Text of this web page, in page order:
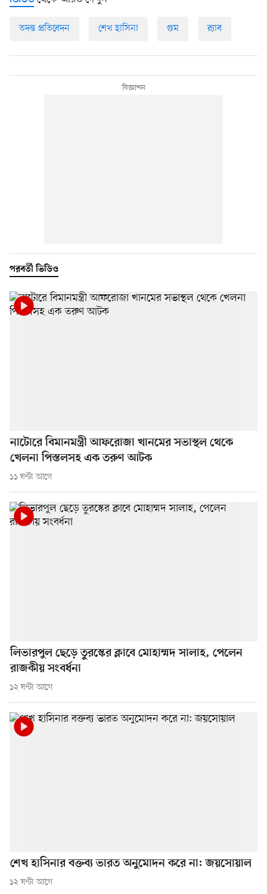
তদন্ত প্রতিবেদন শেখ হাসিনা গুম র‍্যাব
পরবর্তী ভিডিও
নাটোরে বিমানমন্ত্রী আফরোজা খানমের সভাস্থল থেকে
খেলনা পিস্তলসহ এক তরুণ আটক
১১ ঘণ্টা আগে
লিভারপুল ছেড়ে তুরস্কের ক্লাবে মোহাম্মদ সালাহ, পেলেন
রাজকীয় সংবর্ধনা
১২ ঘণ্টা আগে
শেখ হাসিনার বক্তব্য ভারত অনুমোদন করে না: জয়সোয়াল
১২ ঘণ্টা আগে